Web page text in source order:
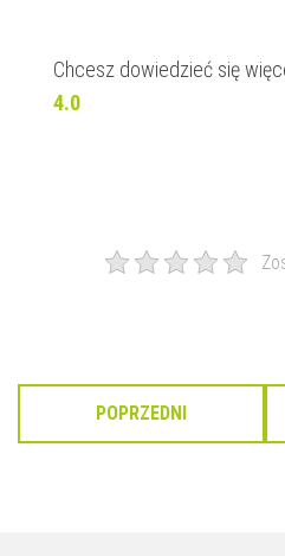
Chcesz dowiedzieć się
4.0
POPRZEDNI